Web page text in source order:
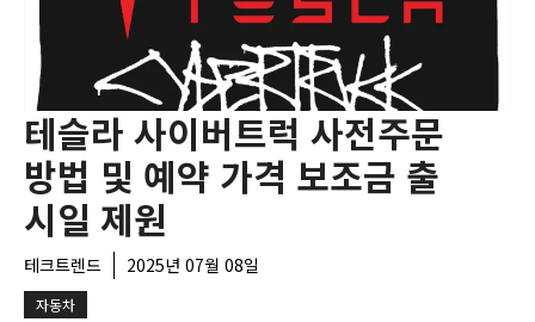
테슬라 사이버트럭 사전주문
방법 및 예약 가격 보조금 출
시일 제원
테크트렌드 2025년 07월 08일
자동차